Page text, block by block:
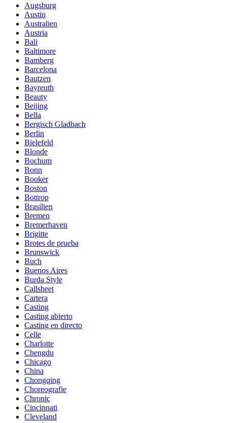
Augsburg
Austin
Australien
Austria
Bali
Baltimore
Bamberg
Barcelona
Bautzen
Bayreuth
Beauty
Beijing
Bella
Bergisch Gladbach
Berlin
Bielefeld
Blonde
Bochum
Bonn
Booker
Boston
Bottrop
Brasilien
Bremen
Bremerhaven
Brigitte
Brotes de prueba
Brunswick
Buch
Buenos Aires
Burda Style
Callsheet
Cartera
Casting
Casting abierto
Casting en directo
Celle
Charlotte
Chengdu
Chicago
China
Chongqing
Choreografie
Chronic
Cincinnati
Cleveland